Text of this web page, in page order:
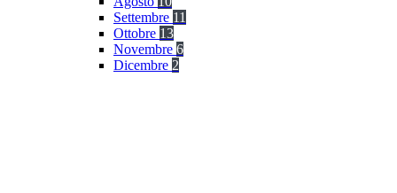
Settembre 11
Ottobre 13
Novembre 6
Dicembre 2